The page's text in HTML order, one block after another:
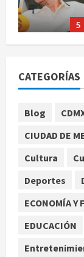
5
CATEGORÍAS
Blog
CIUDAD DE
Cultura
Deportes
ECONOMÍA Y
EDUCACIÓN